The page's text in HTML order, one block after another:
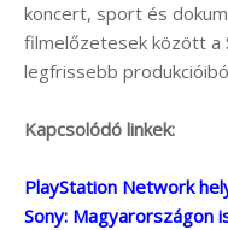
koncert, sport és
filmelőzetesek között a
legfrissebb
Kapcsolódó linkek:
PlayStation Network
Sony: Magyarországon